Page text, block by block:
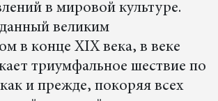
в мировой культуре.
великим
в конце XIX века, в веке
триумфальное шествие по
и прежде, покоряя всех